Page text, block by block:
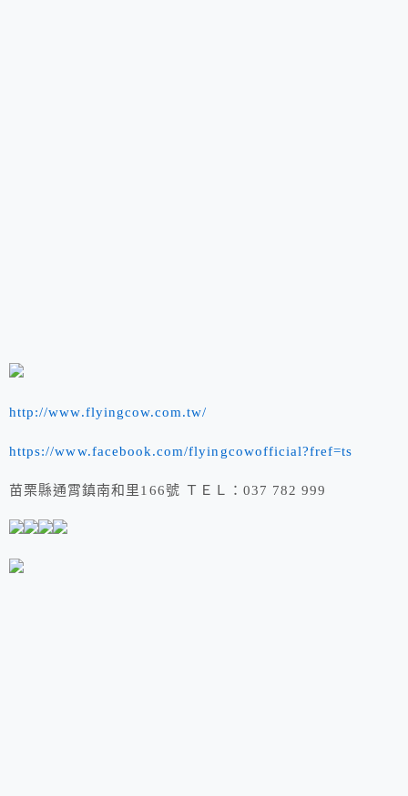
http://www.flyingcow.com.tw/
https://www.facebook.com/flyingcowofficial?fref=ts
苗栗縣通霄鎮南和里166號 ＴＥＬ：037 782 999